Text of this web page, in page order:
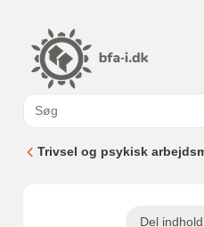
Trivsel og psykisk
Del